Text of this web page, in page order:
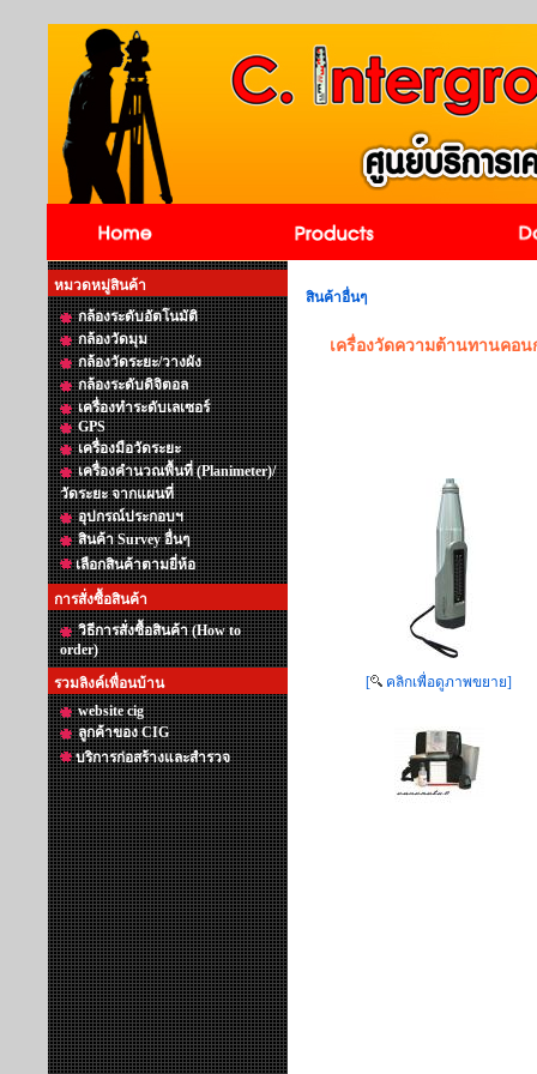
หมวดหมู่สินค้า
กล้องระดับอัตโนมัติ
กล้องวัดมุม
กล้องวัดระยะ/วางผัง
กล้องระดับดิจิตอล
เครื่องทำระดับเลเซอร์
GPS
เครื่องมือวัดระยะ
เครื่องคำนวณพื้นที่ (Planimeter)/
วัดระยะ จากแผนที่
อุปกรณ์ประกอบฯ
สินค้า Survey อื่นๆ
เลือกสินค้าตามยี่ห้อ
การสั่งซื้อสินค้า
วิธีการสั่งซื้อสินค้า (How to
order)
รวมลิงค์เพื่อนบ้าน
website cig
ลูกค้าของ CIG
บริการก่อสร้างและสำรวจ
สินค้าอื่นๆ
เครื่องวัดความต้านทานคอ
[ คลิกเพื่อดูภาพขยาย]